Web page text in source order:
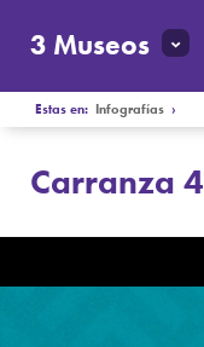
3 Museos
Estas en:Infografías ›
Carranza 4